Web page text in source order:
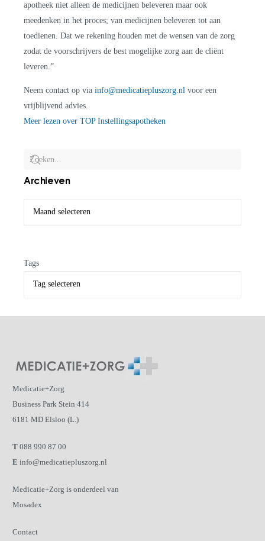
Archieven
Tags
apotheek niet alleen de medicijnen beleveren maar ook
meedenken in het proces; van medicijnen beleveren tot aan
toedienen. Dat we rekening houden met de wensen van de zorg
zodat de voorschrijvers de best mogelijke zorg aan de cliënt
leveren.”
Neem contact op viainfo@medicatiepluszorg.nl voor een
vrijblijvend advies.
Meer lezen over TOP Instellingsapotheken
Medicatie+Zorg
Business Park Stein 414
6181 MD Elsloo (L.)
T 088 990 87 00
E info@medicatiepluszorg.nl
Medicatie+Zorg is onderdeel van
Mosadex
Contact